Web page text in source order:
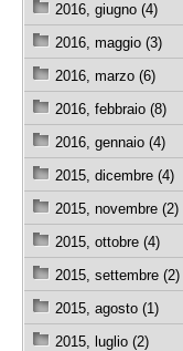
2016, giugno (4)
2016, maggio (3)
2016, marzo (6)
2016, febbraio (8)
2016, gennaio (4)
2015, dicembre (4)
2015, novembre (2)
2015, ottobre (4)
2015, settembre (2)
2015, agosto (1)
2015, luglio (2)